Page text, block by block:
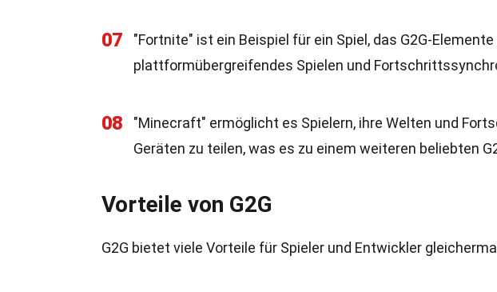
07
"Fortnite" ist ein Beispiel für ein Spiel, das G2G-
plattformübergreifendes Spielen und
08
"Minecraft" ermöglicht es Spielern, ihre Welten und
Geräten zu teilen, was es zu einem weiteren beliebten
Vorteile von G2G
G2G bietet viele Vorteile für Spieler und Entwickler